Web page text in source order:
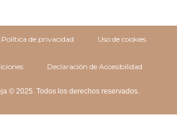
Política de privacidad Uso de cookies
Declaración de Accesibilidad
© 2025. Todos los derechos reservados.